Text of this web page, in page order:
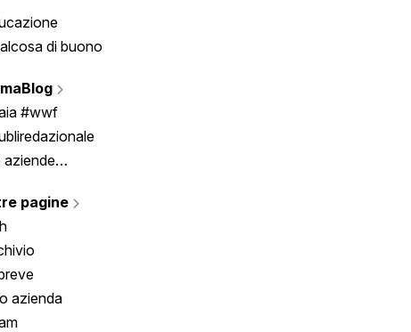
di buono
#wwf
aziende
pagine
azienda